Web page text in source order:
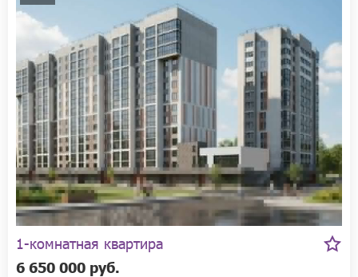
1-комнатная квартира
6 650 000 руб.